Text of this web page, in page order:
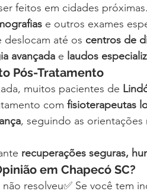
feitos em cidades
e outros exames
deslocam até os centros de
avançada e laudos
Pós-Tratamento
muitos pacientes de
com fisioterapeutas
, seguindo as
recuperações seguras,
em Chapecó SC?
resolveu✅ Se você tem